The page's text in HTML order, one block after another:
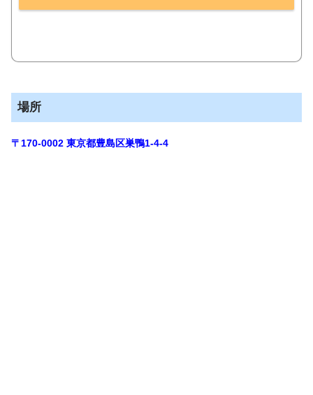
場所
〒170-0002 東京都豊島区巣鴨1-4-4